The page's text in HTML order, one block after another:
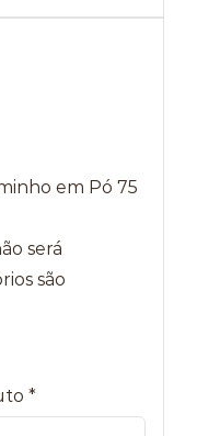
em Pó 75
será
são
*